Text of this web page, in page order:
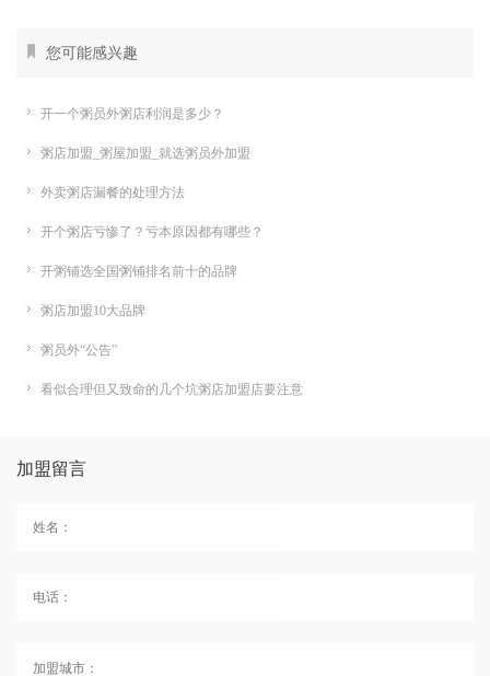
您可能感兴趣
开一个粥员外粥店利润是多少？
粥店加盟_粥屋加盟_就选粥员外加盟
外卖粥店漏餐的处理方法
开个粥店亏惨了？亏本原因都有哪些？
开粥铺选全国粥铺排名前十的品牌
粥店加盟10大品牌
粥员外“公告”
看似合理但又致命的几个坑粥店加盟店要注意
加盟留言